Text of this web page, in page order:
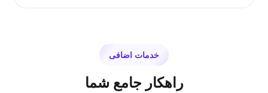
خدمات اضافی
راهکار جامع شما